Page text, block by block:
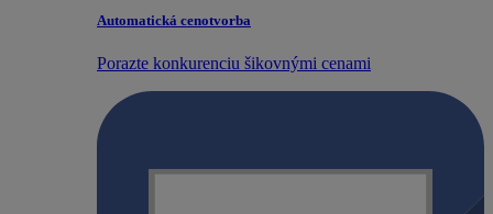
Automatická cenotvorba
Porazte konkurenciu šikovnými cenami